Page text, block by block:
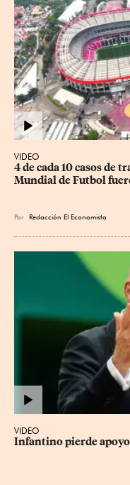
VIDEO
4 de cada 10 casos de
Mundial de Futbol
Por Redacción El Economista
VIDEO
Infantino pierde apoyo